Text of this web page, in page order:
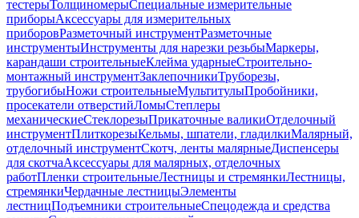
тестерыТолщиномерыСпециальные измерительные
приборыАксессуары для измерительных
приборовРазметочный инструментРазметочные
инструментыИнструменты для нарезки резьбыМаркеры,
карандаши строительныеКлейма ударныеСтроительно-
монтажный инструментЗаклепочникиТруборезы,
трубогибыНожи строительныеМультитулыПробойники,
просекатели отверстийЛомыСтеплеры
механическиеСтеклорезыПрикаточные валикиОтделочный
инструментПлиткорезыКельмы, шпатели, гладилкиМалярный,
отделочный инструментСкотч, ленты малярныеДиспенсеры
для скотчаАксессуары для малярных, отделочных
работПленки строительныеЛестницы и стремянкиЛестницы,
стремянкиЧердачные лестницыЭлементы
лестницПодъемники строительныеСпецодежда и средства